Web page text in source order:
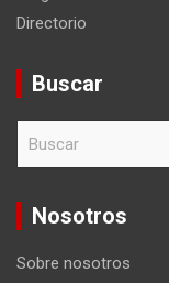
Directorio
Buscar
c
Nosotros
Sobre nosotros